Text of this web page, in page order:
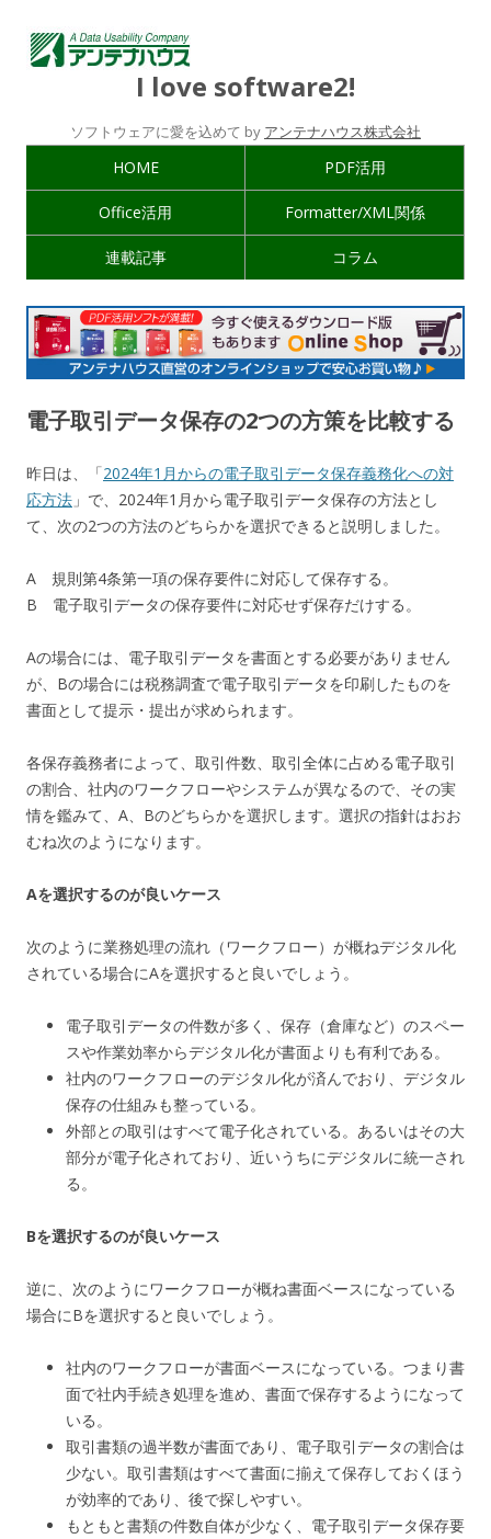
I love software2!
ソフトウェアに愛を込めて by アンテナハウス株式会社
HOME PDF活用
Office活用 Formatter/XML関係
連載記事 コラム
電子取引データ保存の2つの方策を比較する
昨日は、「2024年1月からの電子取引データ保存義務化への対
応方法 」で、2024年1月から電子取引データ保存の方法とし
て、次の2つの方法のどちらかを選択できると説明しました。
A 規則第4条第一項の保存要件に対応して保存する。
B 電子取引データの保存要件に対応せず保存だけする。
Aの場合には、電子取引データを書面とする必要がありません
が、Bの場合には税務調査で電子取引データを印刷したものを
書面として提示・提出が求められます。
各保存義務者によって、取引件数、取引全体に占める電子取引
の割合、社内のワークフローやシステムが異なるので、その実
情を鑑みて、A、Bのどちらかを選択します。選択の指針はおお
むね次のようになります。
Aを選択するのが良いケース
次のように業務処理の流れ（ワークフロー）が概ねデジタル化
されている場合にAを選択すると良いでしょう。
電子取引データの件数が多く、保存（倉庫など）のスペー
スや作業効率からデジタル化が書面よりも有利である。
社内のワークフローのデジタル化が済んでおり、デジタル
保存の仕組みも整っている。
外部との取引はすべて電子化されている。あるいはその大
部分が電子化されており、近いうちにデジタルに統一され
る。
Bを選択するのが良いケース
逆に、次のようにワークフローが概ね書面ベースになっている
場合にBを選択すると良いでしょう。
社内のワークフローが書面ベースになっている。つまり書
面で社内手続き処理を進め、書面で保存するようになって
いる。
取引書類の過半数が書面であり、電子取引データの割合は
少ない。取引書類はすべて書面に揃えて保存しておくほう
が効率的であり、後で探しやすい。
もともと書類の件数自体が少なく、電子取引データ保存要